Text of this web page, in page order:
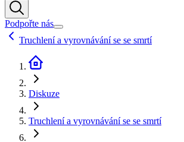
Podpořte nás
Truchlení a vyrovnávání se se smrtí
Diskuze
Truchlení a vyrovnávání se se smrtí